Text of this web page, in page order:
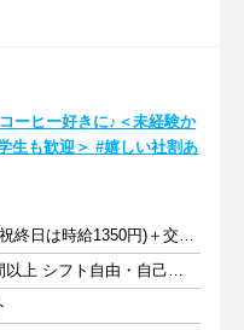
ーヒー好きに♪＜未経験か
生も歓迎＞ #嬉しい社割あ
時給1250円～(土日祝終日は時給1350円)＋交通費
週3日以上 1日4時間以上 シフト自由・自己申告